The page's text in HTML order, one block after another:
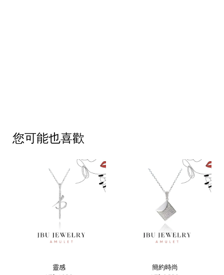
您可能也喜歡
靈感 簡約時尚